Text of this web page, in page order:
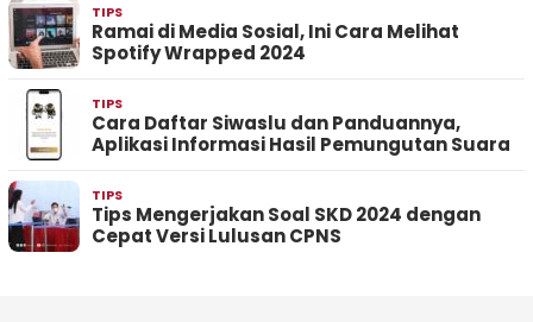
TIPS
Ramai di Media Sosial, Ini Cara Melihat
Spotify Wrapped 2024
TIPS
Cara Daftar Siwaslu dan Panduannya,
Aplikasi Informasi Hasil Pemungutan Suara
TIPS
Tips Mengerjakan Soal SKD 2024 dengan
Cepat Versi Lulusan CPNS